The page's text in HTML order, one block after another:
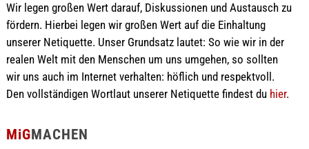
Wir legen großen Wert darauf, Diskussionen und Austausch zu
fördern. Hierbei legen wir großen Wert auf die Einhaltung
unserer Netiquette. Unser Grundsatz lautet: So wie wir in der
realen Welt mit den Menschen um uns umgehen, so sollten
wir uns auch im Internet verhalten: höflich und respektvoll.
Den vollständigen Wortlaut unserer Netiquette findest du hier.
MiGMACHEN